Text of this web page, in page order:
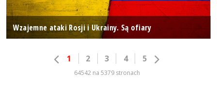
Wzajemne ataki Rosji i Ukrainy. Są ofiary
1 2 3 4 5
64542 na 5379 stronach